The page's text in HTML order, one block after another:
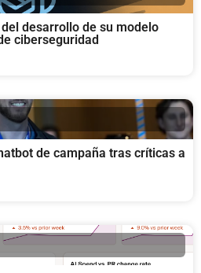
desarrollo de su modelo
ciberseguridad
de campaña tras críticas a